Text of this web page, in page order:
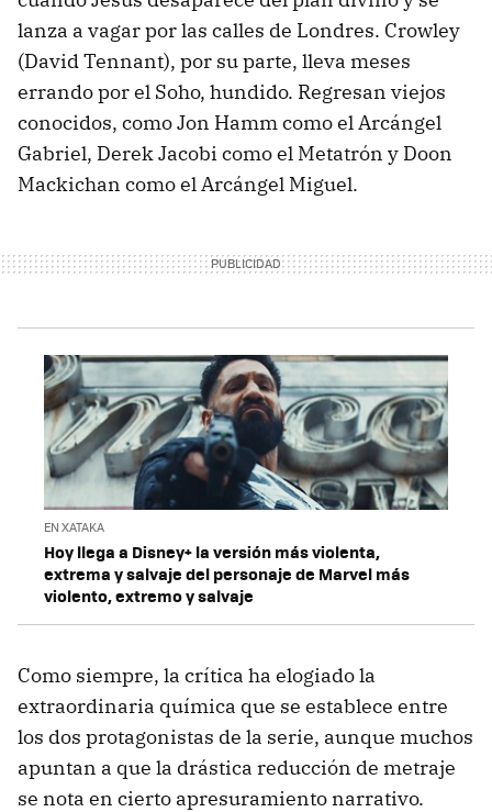
lanza a vagar por las calles de Londres. Crowley
(David Tennant), por su parte, lleva meses
errando por el Soho, hundido. Regresan viejos
conocidos, como Jon Hamm como el Arcángel
Gabriel, Derek Jacobi como el Metatrón y Doon
Mackichan como el Arcángel Miguel.
EN XATAKA
Hoy llega a Disney+ la versión más violenta,
extrema y salvaje del personaje de Marvel más
violento, extremo y salvaje
Como siempre, la crítica ha elogiado la
extraordinaria química que se establece entre
los dos protagonistas de la serie, aunque muchos
apuntan a que la drástica reducción de metraje
se nota en cierto apresuramiento narrativo.